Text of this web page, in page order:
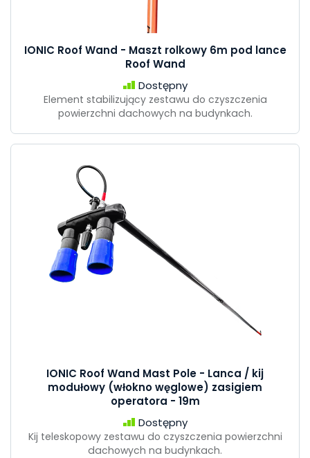
IONIC Roof Wand - Maszt rolkowy 6m pod lance
Roof Wand
Dostępny
Element stabilizujący zestawu do czyszczenia
powierzchni dachowych na budynkach.
IONIC Roof Wand Mast Pole - Lanca / kij
modułowy (włokno węglowe) zasigiem
operatora - 19m
Dostępny
Kij teleskopowy zestawu do czyszczenia powierzchni
dachowych na budynkach.